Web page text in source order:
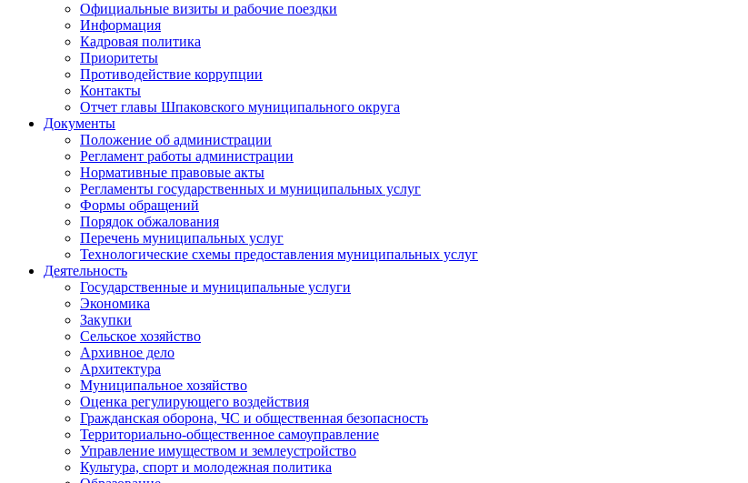
Официальные визиты и рабочие поездки
Информация
Кадровая политика
Приоритеты
Противодействие коррупции
Контакты
Отчет главы Шпаковского муниципального округа
Документы
Положение об администрации
Регламент работы администрации
Нормативные правовые акты
Регламенты государственных и муниципальных услуг
Формы обращений
Порядок обжалования
Перечень муниципальных услуг
Технологические схемы предоставления муниципальных услуг
Деятельность
Государственные и муниципальные услуги
Экономика
Закупки
Сельское хозяйство
Архивное дело
Архитектура
Муниципальное хозяйство
Оценка регулирующего воздействия
Гражданская оборона, ЧС и общественная безопасность
Территориально-общественное самоуправление
Управление имуществом и землеустройство
Культура, спорт и молодежная политика